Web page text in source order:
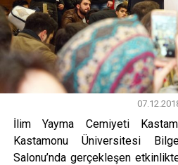
İlim Yayma Cemiyeti
Kastamonu Üniversitesi
Salonu’nda gerçekleşen